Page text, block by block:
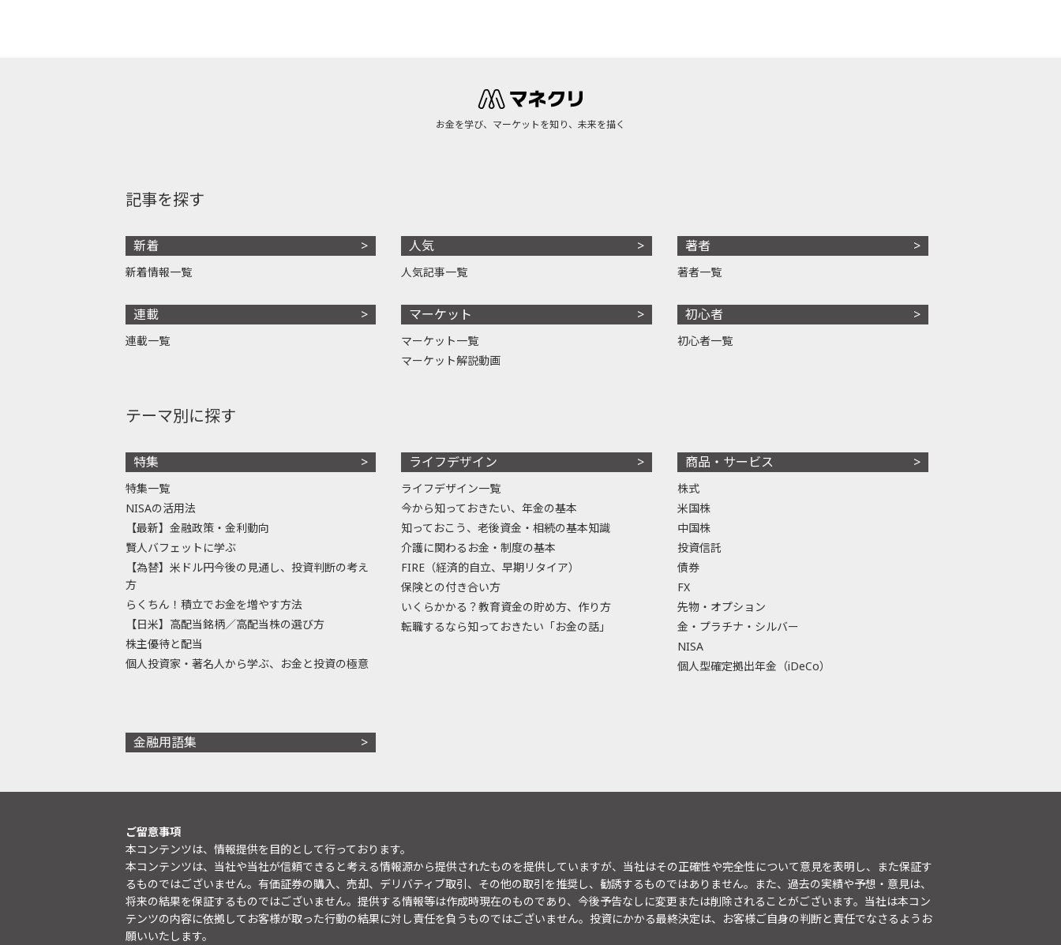
お金を学び、マーケットを知り、未来を描く
記事を探す
新着
新着情報一覧
連載
連載一覧
人気
人気記事一覧
マーケット
マーケット一覧
マーケット解説動画
著者
著者一覧
初心者
初心者一覧
テーマ別に探す
特集
特集一覧
NISAの活用法
【最新】金融政策・金利動向
賢人バフェットに学ぶ
【為替】米ドル円今後の見通し、投資判断の考え
方
らくちん！積立でお金を増やす方法
【日米】高配当銘柄／高配当株の選び方
株主優待と配当
個人投資家・著名人から学ぶ、お金と投資の極意
ライフデザイン
ライフデザイン一覧
今から知っておきたい、年金の基本
知っておこう、老後資金・相続の基本知識
介護に関わるお金・制度の基本
FIRE（経済的自立、早期リタイア）
保険との付き合い方
いくらかかる？教育資金の貯め方、作り方
転職するなら知っておきたい「お金の話」
商品・サービス
株式
米国株
中国株
投資信託
債券
FX
先物・オプション
金・プラチナ・シルバー
NISA
個人型確定拠出年金（iDeCo）
金融用語集
ご留意事項
本コンテンツは、情報提供を目的として行っております。
本コンテンツは、当社や当社が信頼できると考える情報源から提供されたものを提供していますが、当社はその正確性や完全性について意見を表明し、また保証す
るものではございません。有価証券の購入、売却、デリバティブ取引、その他の取引を推奨し、勧誘するものではありません。また、過去の実績や予想・意見は、
将来の結果を保証するものではございません。提供する情報等は作成時現在のものであり、今後予告なしに変更または削除されることがございます。当社は本コン
テンツの内容に依拠してお客様が取った行動の結果に対し責任を負うものではございません。投資にかかる最終決定は、お客様ご自身の判断と責任でなさるようお
願いいたします。